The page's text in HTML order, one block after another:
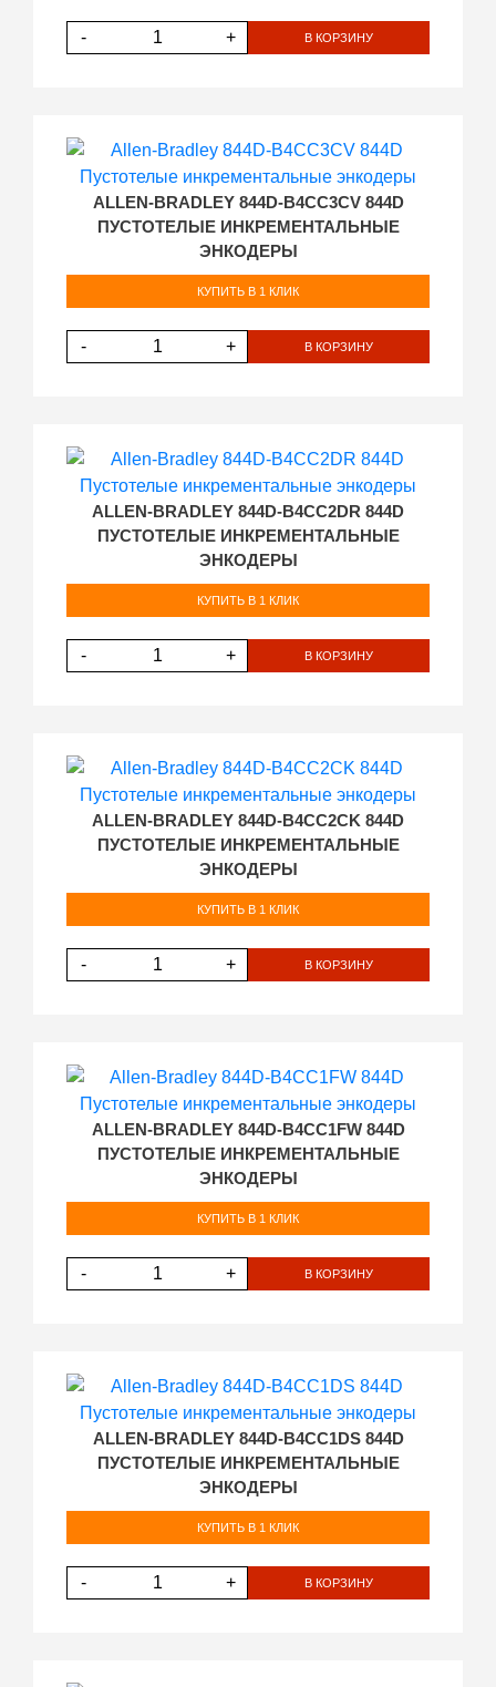
- + В КОРЗИНУ
ALLEN-BRADLEY 844D-B4CC3CV 844D
ПУСТОТЕЛЫЕ ИНКРЕМЕНТАЛЬНЫЕ
ЭНКОДЕРЫ
КУПИТЬ В 1 КЛИК
- + В КОРЗИНУ
ALLEN-BRADLEY 844D-B4CC2DR 844D
ПУСТОТЕЛЫЕ ИНКРЕМЕНТАЛЬНЫЕ
ЭНКОДЕРЫ
КУПИТЬ В 1 КЛИК
- + В КОРЗИНУ
ALLEN-BRADLEY 844D-B4CC2CK 844D
ПУСТОТЕЛЫЕ ИНКРЕМЕНТАЛЬНЫЕ
ЭНКОДЕРЫ
КУПИТЬ В 1 КЛИК
- + В КОРЗИНУ
ALLEN-BRADLEY 844D-B4CC1FW 844D
ПУСТОТЕЛЫЕ ИНКРЕМЕНТАЛЬНЫЕ
ЭНКОДЕРЫ
КУПИТЬ В 1 КЛИК
- + В КОРЗИНУ
ALLEN-BRADLEY 844D-B4CC1DS 844D
ПУСТОТЕЛЫЕ ИНКРЕМЕНТАЛЬНЫЕ
ЭНКОДЕРЫ
КУПИТЬ В 1 КЛИК
- + В КОРЗИНУ